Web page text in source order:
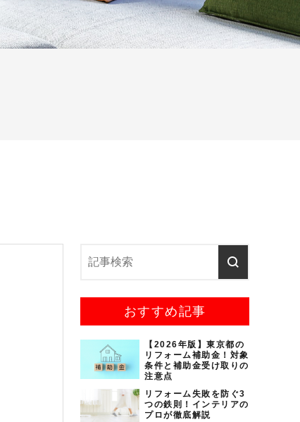
おすすめ記事
【2026年版】東京都の
リフォーム補助金！対象
条件と補助金受け取りの
注意点
リフォーム失敗を防ぐ3
つの鉄則！インテリアの
プロが徹底解説